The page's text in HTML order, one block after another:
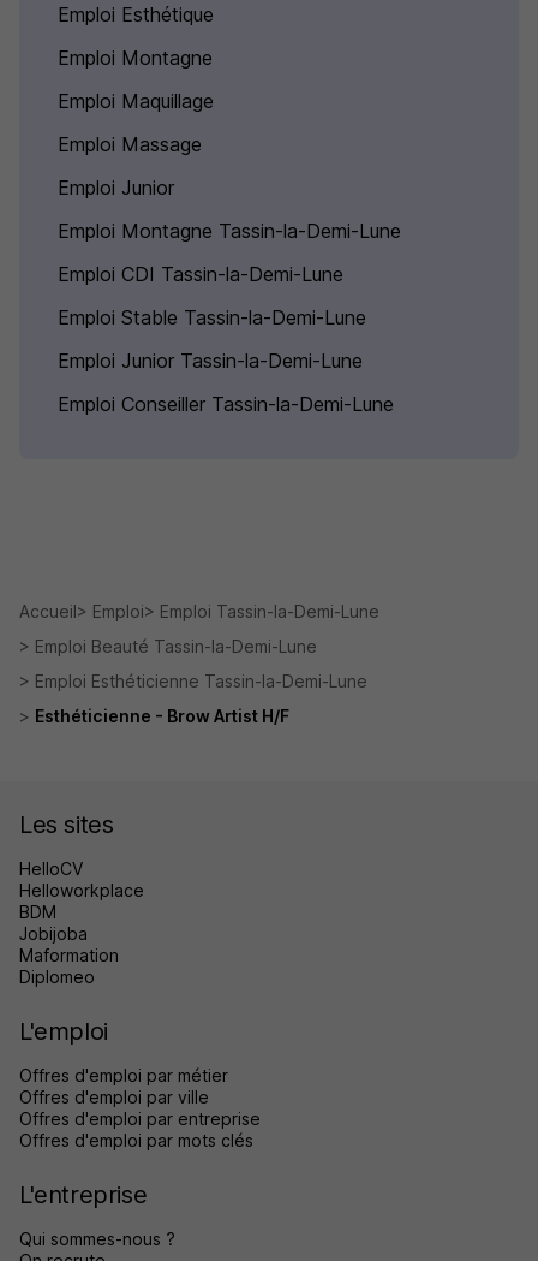
Emploi Esthétique
Emploi Montagne
Emploi Maquillage
Emploi Massage
Emploi Junior
Emploi Montagne Tassin-la-Demi-Lune
Emploi CDI Tassin-la-Demi-Lune
Emploi Stable Tassin-la-Demi-Lune
Emploi Junior Tassin-la-Demi-Lune
Emploi Conseiller Tassin-la-Demi-Lune
Accueil Emploi
Emploi Tassin-la-Demi-Lune
Emploi Beauté Tassin-la-Demi-Lune
Emploi Esthéticienne Tassin-la-Demi-Lune
Esthéticienne - Brow Artist H/F
Les sites
HelloCV
Helloworkplace
BDM
Jobijoba
Maformation
Diplomeo
L'emploi
Offres d'emploi par métier
Offres d'emploi par ville
Offres d'emploi par entreprise
Offres d'emploi par mots clés
L'entreprise
Qui sommes-nous ?